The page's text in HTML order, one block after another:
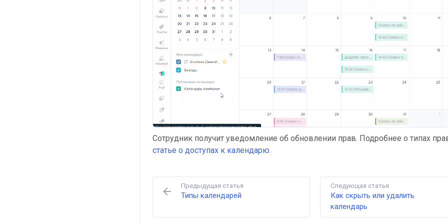
Сотрудник получит уведомление об обновлении прав. Подробнее о типах
статье о доступах к календарю.
Предыдущая статья
Типы календарей
Следующая статья
Как скрыть или удалить
календарь